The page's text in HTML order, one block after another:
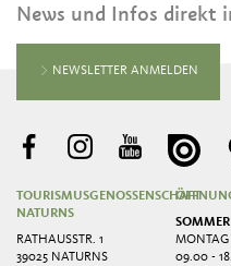
News und Infos direkt
NEWSLETTER ANMELDEN
TOURISMUSGENOSSENSCHAFT
NATURNS
RATHAUSSTR. 1
39025 NATURNS
SOMMER
MONTAG
09.00 -